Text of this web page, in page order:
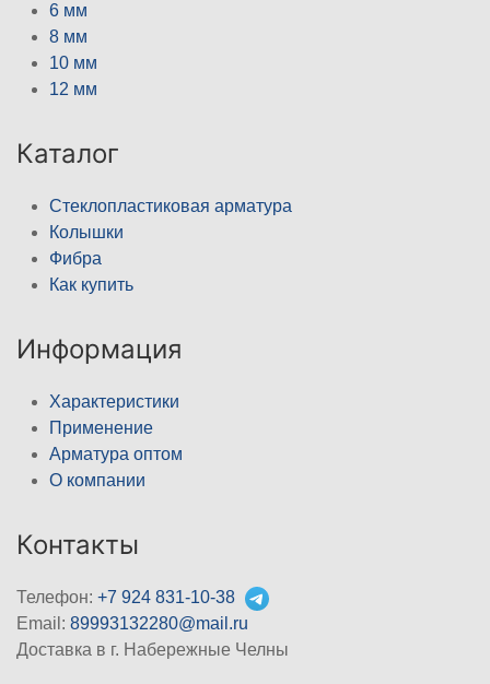
6 мм
8 мм
10 мм
12 мм
Каталог
Стеклопластиковая арматура
Колышки
Фибра
Как купить
Информация
Характеристики
Применение
Арматура оптом
О компании
Контакты
Телефон: +7 924 831-10-38
Email: 89993132280@mail.ru
Доставка в г. Набережные Челны